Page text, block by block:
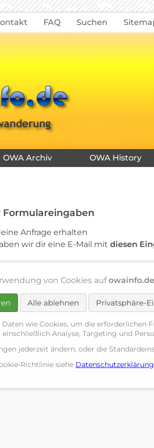
FAQ Suchen
OWA Archiv OWA History
Anfrage erhalten
wir dir eine E-Mail mit diesen
deine
von Cookies aufowainfo.de
Alle ablehnen Privatsphäre-
wie Cookies, um die erforderlichen
einschließlich Analyse, Targeting und
jederzeit ändern, oder die
Richtlinie siehe Datenschutzerklärung